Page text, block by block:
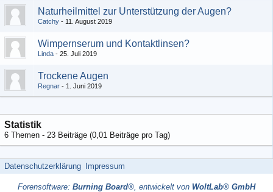
Naturheilmittel zur Unterstützung der Augen?
Catchy 11. August 2019
Wimpernserum und Kontaktlinsen?
Linda 25. Juli 2019
Trockene Augen
Regnar 1. Juni 2019
Statistik
6 Themen - 23 Beiträge (0,01 Beiträge pro Tag)
Datenschutzerklärung Impressum
Forensoftware: Burning Board® , entwickelt von WoltLab® GmbH